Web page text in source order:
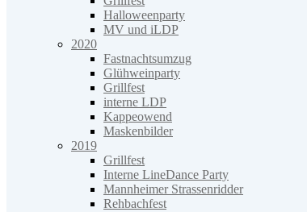
Halloweenparty
MV und iLDP
2020
Fastnachtsumzug
Glühweinparty
Grillfest
interne LDP
Kappeowend
Maskenbilder
2019
Grillfest
Interne LineDance Party
Mannheimer Strassenridder
Rehbachfest